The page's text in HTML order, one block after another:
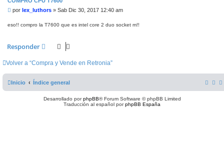
M
n
j
por lex_luthors » Sab Dic 30, 2017 12:40 am
eso!! compro la T7600 que es intel core 2 duo socket m!!
Responder
Volver a “Compra y Vende en Retronia”
Inicio Índice general
Desarrollado porphpBB® Forum Software © phpBB Limited
Traducción al español porphpBB España